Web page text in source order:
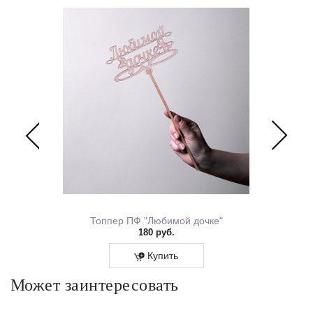
Топпер ПФ "Любимой дочке"
180 руб.
Купить
Может заинтересовать